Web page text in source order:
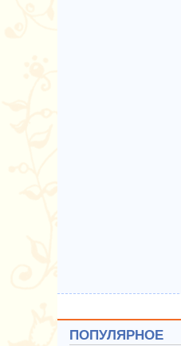
ПОПУЛЯРНОЕ